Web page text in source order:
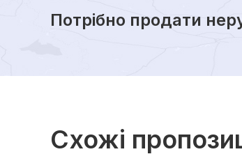
Потрібно продати
Схожі